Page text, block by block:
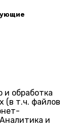
и обработка
(в т.ч. файлов
и